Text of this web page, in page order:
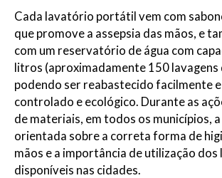
Cada lavatório portátil vem com
que promove a assepsia das mãos, e
com um reservatório de água com
litros (aproximadamente 150 lavagens
podendo ser reabastecido facilmente
controlado e ecológico. Durante as
de materiais, em todos os municípios,
orientada sobre a correta forma de
mãos e a importância de utilização
disponíveis nas cidades.